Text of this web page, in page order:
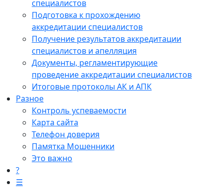
специалистов
Подготовка к прохождению
аккредитации специалистов
Получение результатов аккредитации
специалистов и апелляция
Документы, регламентирующие
проведение аккредитации специалистов
Итоговые протоколы АК и АПК
Разное
Контроль успеваемости
Карта сайта
Телефон доверия
Памятка Мошенники
Это важно
?
☰